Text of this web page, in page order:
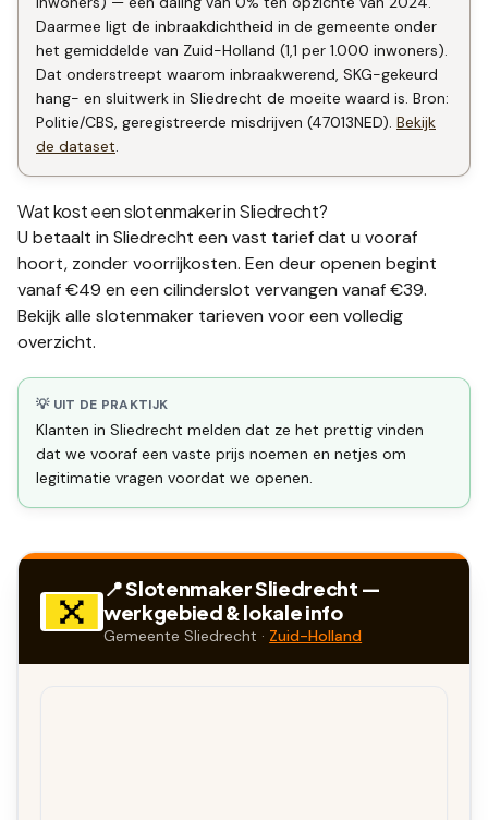
Daarmee ligt de inbraakdichtheid in de gemeente onder
het gemiddelde van Zuid-Holland (1,1 per 1.000 inwoners).
Dat onderstreept waarom inbraakwerend, SKG-gekeurd
hang- en sluitwerk in Sliedrecht de moeite waard is. Bron:
Politie/CBS, geregistreerde misdrijven (47013NED). Bekijk
de dataset.
Wat kost een slotenmaker inSliedrecht?
U betaalt in Sliedrecht een vast tarief dat u vooraf
hoort, zonder voorrijkosten. Een deur openen begint
vanaf €49 en een cilinderslot vervangen vanaf €39.
Bekijk alle slotenmaker tarieven voor een volledig
overzicht.
💡 UIT DE PRAKTIJK
Klanten in Sliedrecht melden dat ze het prettig vinden
dat we vooraf een vaste prijs noemen en netjes om
legitimatie vragen voordat we openen.
📍 SlotenmakerSliedrecht —
werkgebied & lokale info
GemeenteSliedrecht · Zuid-Holland